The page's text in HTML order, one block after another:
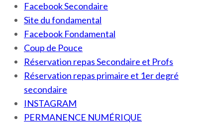
Facebook Secondaire
Site du fondamental
Facebook Fondamental
Coup de Pouce
Réservation repas Secondaire et Profs
Réservation repas primaire et 1er degré
secondaire
INSTAGRAM
PERMANENCE NUMÉRIQUE